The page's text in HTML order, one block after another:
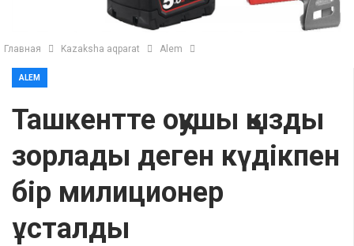
Главная Kazaksha aqparat Alem
ALEM
Ташкентте оқушы қызды
зорлады деген күдікпен
бір милиционер
ұсталды